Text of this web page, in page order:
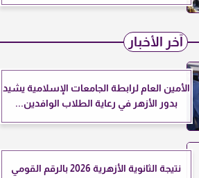
آخر الأخبار
الأمين العام لرابطة الجامعات الإسلامية يشيد
بدور الأزهر في رعاية الطلاب الوافدين...
نتيجة الثانوية الأزهرية 2026 بالرقم القومي